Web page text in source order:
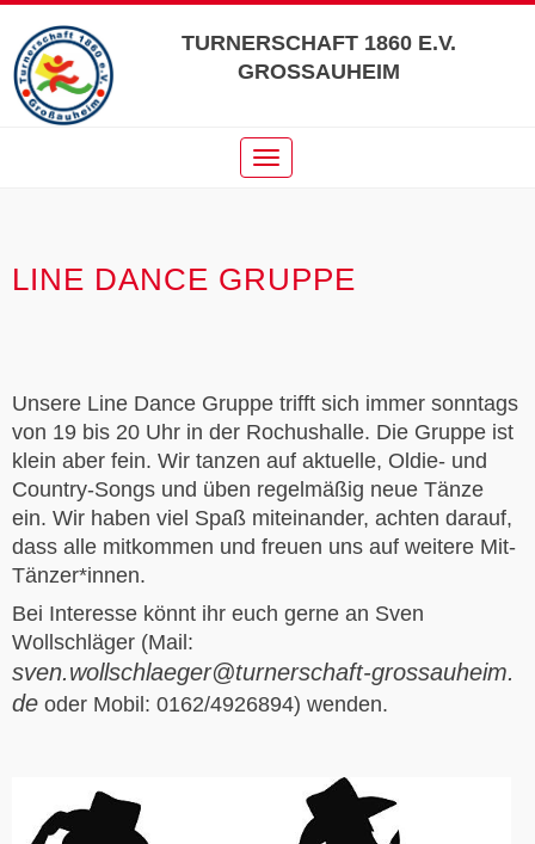
zum
Inhalt
TURNERSCHAFT 1860 E.V.
GROSSAUHEIM
Navigation
LINE DANCE GRUPPE
Unsere Line Dance Gruppe trifft sich immer sonntags
von 19 bis 20 Uhr in der Rochushalle. Die Gruppe ist
klein aber fein. Wir tanzen auf aktuelle, Oldie- und
Country-Songs und üben regelmäßig neue Tänze
ein. Wir haben viel Spaß miteinander, achten darauf,
dass alle mitkommen und freuen uns auf weitere Mit-
Tänzer*innen.
Bei Interesse könnt ihr euch gerne an Sven
Wollschläger (Mail:
sven.wollschlaeger@turnerschaft-grossauheim.
de oder Mobil: 0162/4926894) wenden.